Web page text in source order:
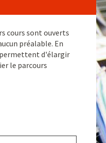
cours sont ouverts
préalable. En
permettent d'élargir
le parcours